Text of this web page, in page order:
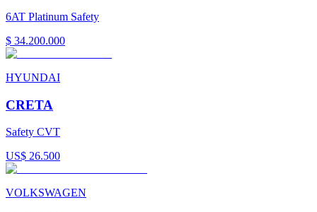
6AT Platinum Safety
$ 34.200.000
HYUNDAI
CRETA
Safety CVT
US$ 26.500
VOLKSWAGEN